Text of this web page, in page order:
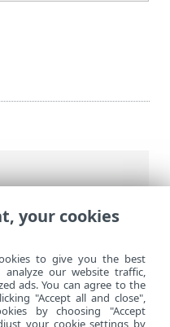
> ESET Endpoint
your cookies
to give you the best
analyze our website traffic,
ads. You can agree to the
"Accept all and close",
by choosing "Accept
your cookie settings by